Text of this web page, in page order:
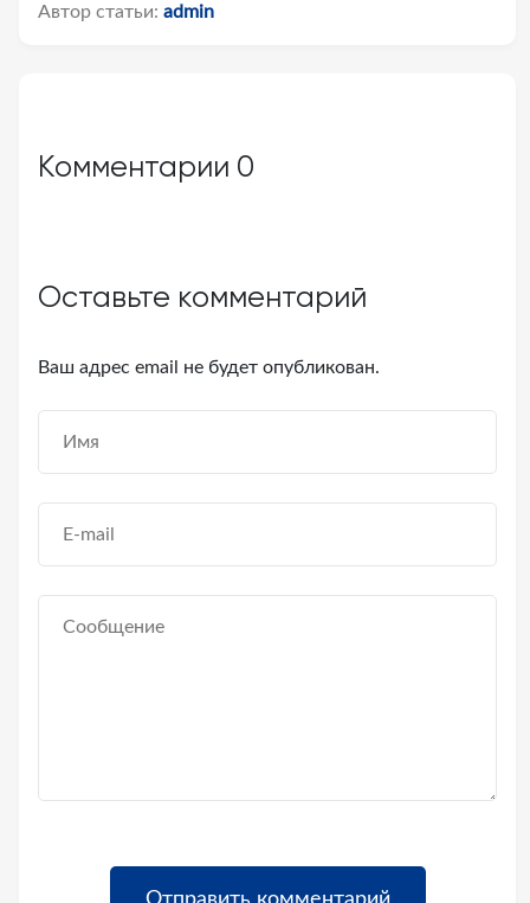
Автор статьи: admin
Комментарии 0
Оставьте комментарий
Ваш адрес email не будет опубликован.